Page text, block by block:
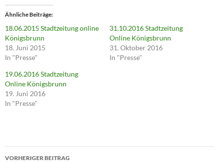
,
u
m
ü
b
e
r
T
w
i
t
e
r
z
t
(
i
Ähnliche Beiträge
18.06.2015 Stadtzeitung online
Königsbrunn
18. Juni 2015
In "Presse"
31.10.2016 Stadtzeitung
Online Königsbrunn
31. Oktober 2016
In "Presse"
19.06.2016 Stadtzeitung
Online Königsbrunn
19. Juni 2016
In "Presse"
Beitragsnavigation
VORHERIGER BEITRAG